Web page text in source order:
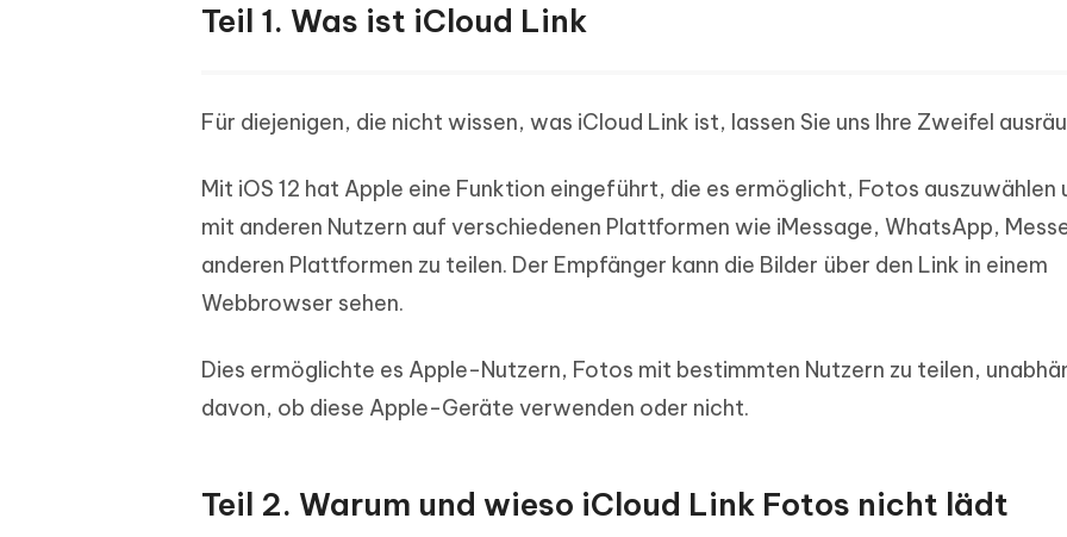
Teil 1. Was ist iCloud Link
Für diejenigen, die nicht wissen, was iCloud Link ist, lassen Sie uns Ihre Zweifel
Mit iOS 12 hat Apple eine Funktion eingeführt, die es ermöglicht, Fotos auszuwählen
mit anderen Nutzern auf verschiedenen Plattformen wie iMessage, WhatsApp,
anderen Plattformen zu teilen. Der Empfänger kann die Bilder über den Link in einem
Webbrowser sehen.
Dies ermöglichte es Apple-Nutzern, Fotos mit bestimmten Nutzern zu teilen,
davon, ob diese Apple-Geräte verwenden oder nicht.
Teil 2. Warum und wieso iCloud Link Fotos nicht lädt